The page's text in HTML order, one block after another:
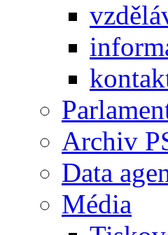
Archiv
Data
Média